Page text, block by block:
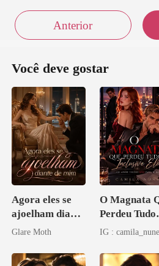
Anterior
Você deve gostar
Agora eles se
ajoelham diante
de mim
Glare Moth
O Magnata
Perdeu Tudo
Inclusive Ela
IG :